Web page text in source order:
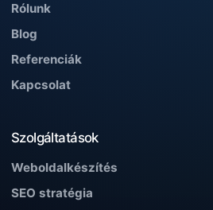
Rólunk
Blog
Referenciák
Kapcsolat
Szolgáltatások
Weboldalkészítés
SEO stratégia